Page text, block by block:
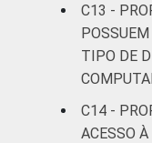
C13 -
TIPO DE
C14 -
ACESSO